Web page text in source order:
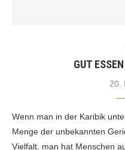
GUT
20.
Wenn man in der Karibik
Menge der unbekannten
Vielfalt, man hat Menschen